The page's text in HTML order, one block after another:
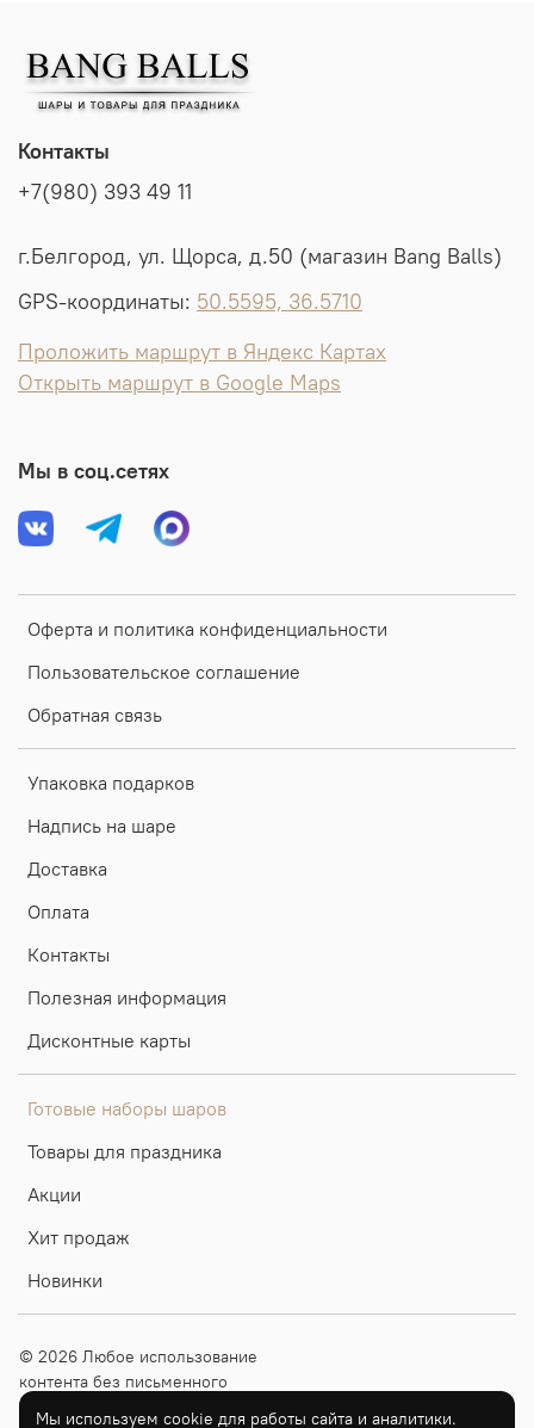
Оферта и политика конфиденциальности
Пользовательское соглашение
Обратная связь
Упаковка подарков
Надпись на шаре
Доставка
Оплата
Контакты
Полезная информация
Дисконтные карты
Готовые наборы шаров
Товары для праздника
Акции
Хит продаж
Новинки
Контакты
+7(980) 393 49 11
г.Белгород, ул. Щорса, д.50 (магазин Bang Balls)
GPS-координаты: 50.5595, 36.5710
Проложить маршрут в Яндекс Картах
Открыть маршрут в Google Maps
Мы в соц.сетях
© 2026 Любое использование
контента без письменного
разрешения запрещено
Мы используем cookie для работы сайта и аналитики.